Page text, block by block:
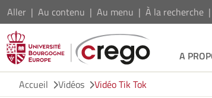
Aller Au contenu Au menu À la recherche
A
Accueil
Vidéos Vidéo Tik Tok